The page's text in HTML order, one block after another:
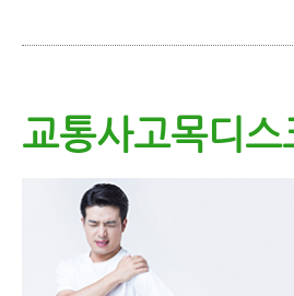
교통사고목디스